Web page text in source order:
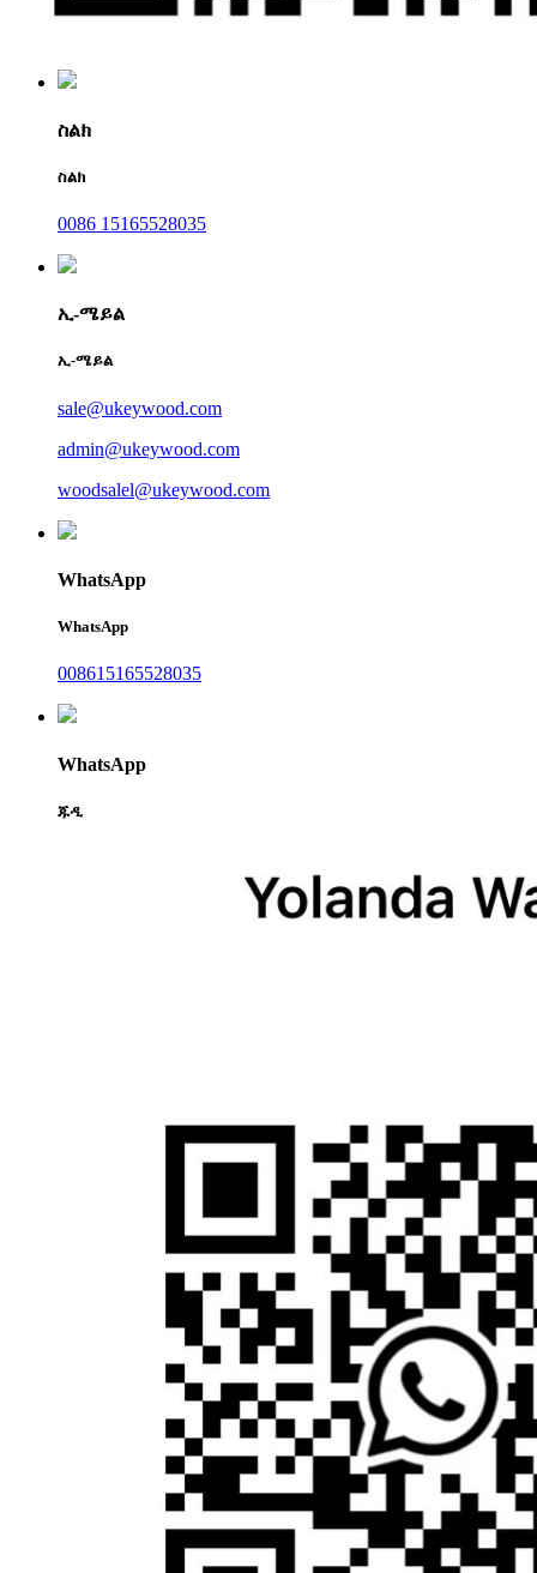
ስልክ
ስልክ
0086 15165528035
ኢ-ሜይል
ኢ-ሜይል
sale@ukeywood.com
admin@ukeywood.com
woodsalel@ukeywood.com
WhatsApp
WhatsApp
008615165528035
WhatsApp
ጁዲ